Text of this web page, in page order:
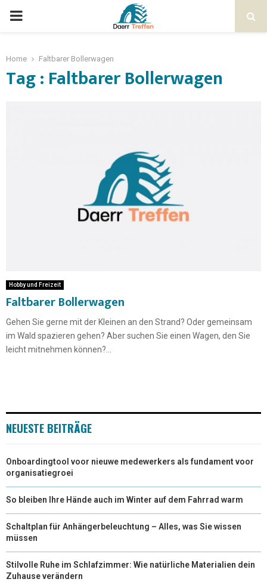
Home Faltbarer Bollerwagen
Tag : Faltbarer Bollerwagen
Hobby und Freizeit
Faltbarer Bollerwagen
Gehen Sie gerne mit der Kleinen an den Strand? Oder gemeinsam
im Wald spazieren gehen? Aber suchen Sie einen Wagen, den Sie
leicht mitnehmen können?...
NEUESTE BEITRÄGE
Onboardingtool voor nieuwe medewerkers als fundament voor
organisatiegroei
So bleiben Ihre Hände auch im Winter auf dem Fahrrad warm
Schaltplan für Anhängerbeleuchtung – Alles, was Sie wissen
müssen
Stilvolle Ruhe im Schlafzimmer: Wie natürliche Materialien dein
Zuhause verändern